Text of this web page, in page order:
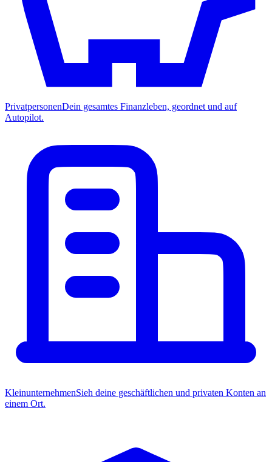
PrivatpersonenDein gesamtes Finanzleben, geordnet und auf
Autopilot.
KleinunternehmenSieh deine geschäftlichen und privaten Konten an
einem Ort.